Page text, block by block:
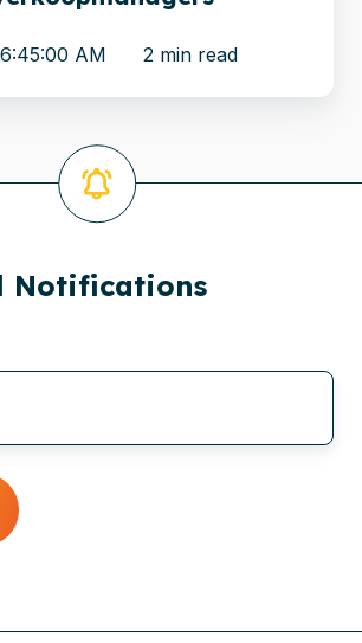
AM 2 min read
Notifications